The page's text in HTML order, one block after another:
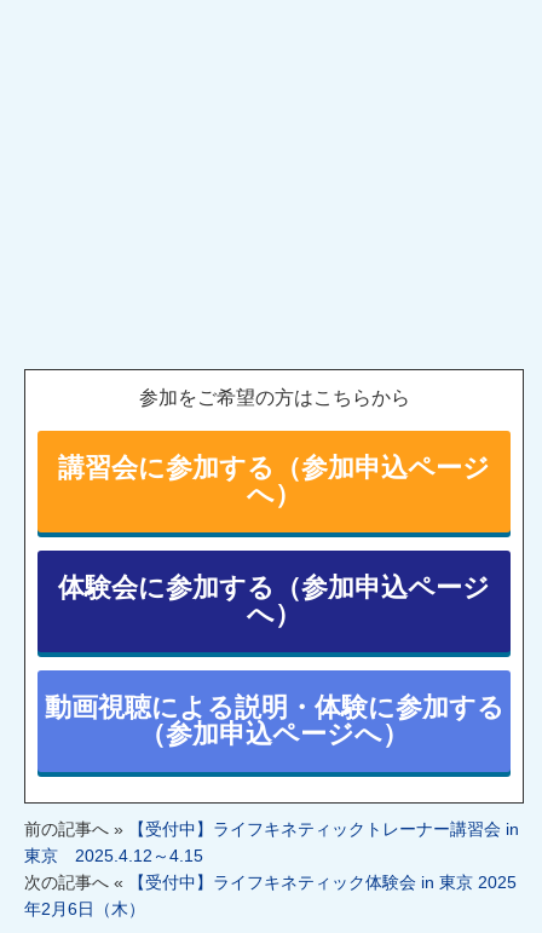
参加をご希望の方はこちらから
講習会に参加する（参加申込ページ
へ）
体験会に参加する（参加申込ページ
へ）
動画視聴による説明・体験に参加する
（参加申込ページへ）
前の記事へ »
【受付中】ライフキネティックトレーナー講習会 in
東京 2025.4.12～4.15
次の記事へ «
【受付中】ライフキネティック体験会 in 東京 2025
年2月6日（木）